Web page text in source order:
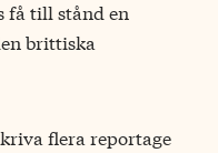
få till stånd en
brittiska
flera reportage